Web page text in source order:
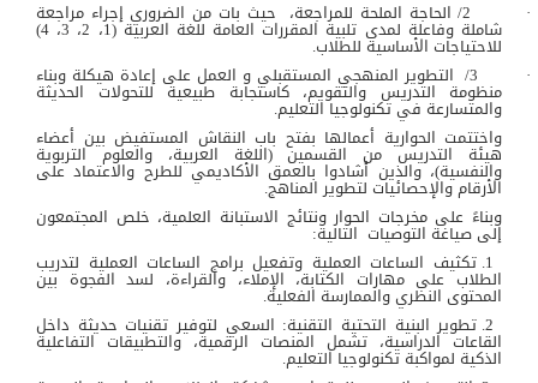
· 2/ الحاجة الملحة للمراجعة، حيث بات من الضروري إجراء مراجعة
شاملة وفاعلة لمدى تلبية المقررات العامة للغة العربية (1، 2، 3، 4)
للاحتياجات الأساسية للطلاب.
· 3/ التطوير المنهجي المستقبلي و العمل على إعادة هيكلة وبناء
منظومة التدريس والتقويم، كاستجابة طبيعية للتحولات الحديثة
والمتسارعة في تكنولوجيا التعليم.
واختتمت الحوارية أعمالها بفتح باب النقاش المستفيض بين أعضاء
هيئة التدريس من القسمين (اللغة العربية، والعلوم التربوية
والنفسية)، والذين أشادوا بالعمق الأكاديمي للطرح والاعتماد على
الأرقام والإحصائيات لتطوير المناهج.
وبناءً على مخرجات الحوار ونتائج الاستبانة العلمية، خلص المجتمعون
إلى صياغة التوصيات التالية:
1. تكثيف الساعات العملية وتفعيل برامج الساعات العملية لتدريب
الطلاب على مهارات الكتابة، الإملاء، والقراءة، لسد الفجوة بين
المحتوى النظري والممارسة الفعلية.
2. تطوير البنية التحتية التقنية: السعي لتوفير تقنيات حديثة داخل
القاعات الدراسية، تشمل المنصات الرقمية، والتطبيقات التفاعلية
الذكية لمواكبة تكنولوجيا التعليم.